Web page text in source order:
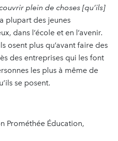
plein de choses [qu’ils]
plupart des jeunes
dans l’école et en l’avenir.
osent plus qu’avant faire des
des entreprises qui les font
les plus à même de
se posent.
Prométhée Éducation,